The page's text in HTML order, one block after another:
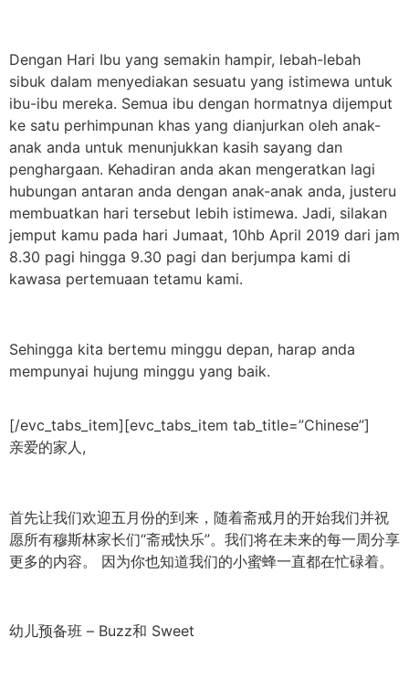
Dengan Hari Ibu yang semakin hampir, lebah-lebah
sibuk dalam menyediakan sesuatu yang istimewa untuk
ibu-ibu mereka. Semua ibu dengan hormatnya dijemput
ke satu perhimpunan khas yang dianjurkan oleh anak-
anak anda untuk menunjukkan kasih sayang dan
penghargaan. Kehadiran anda akan mengeratkan lagi
hubungan antaran anda dengan anak-anak anda, justeru
membuatkan hari tersebut lebih istimewa. Jadi, silakan
jemput kamu pada hari Jumaat, 10hb April 2019 dari jam
8.30 pagi hingga 9.30 pagi dan berjumpa kami di
kawasa pertemuaan tetamu kami.
Sehingga kita bertemu minggu depan, harap anda
mempunyai hujung minggu yang baik.
[/evc_tabs_item][evc_tabs_item tab_title=”Chinese”]
亲爱的家人,
首先让我们欢迎五月份的到来，随着斋戒月的开始我们并祝
愿所有穆斯林家长们“斋戒快乐”。我们将在未来的每一周分享
更多的内容。 因为你也知道我们的小蜜蜂一直都在忙碌着。
幼儿预备班 – Buzz和 Sweet